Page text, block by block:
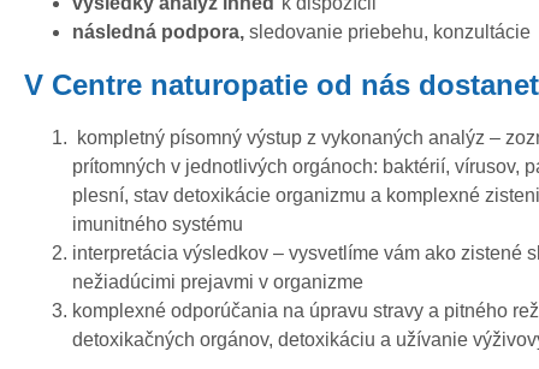
následná podpora, sledovanie priebehu, konzultácie
V Centre naturopatie od nás
kompletný písomný výstup z vykonaných analýz –
prítomných v jednotlivých orgánoch: baktérií, vírusov,
plesní, stav detoxikácie organizmu a komplexné
imunitného systému
interpretácia výsledkov – vysvetlíme vám ako zistené
nežiadúcimi prejavmi v organizme
komplexné odporúčania na úpravu stravy a pitného
detoxikačných orgánov, detoxikáciu a užívanie